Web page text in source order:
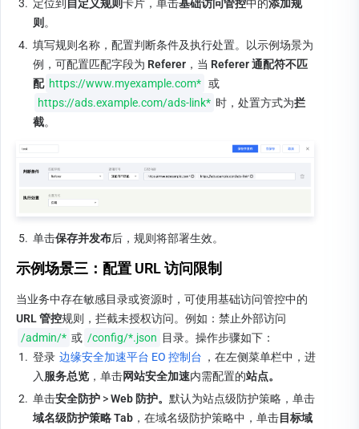
3. 定位到 自定义规则卡片，单击基础访问管控中的添加规
则 。
4. 填写规则名称，配置判断条件及执行处置。以示例场景为
例，可配置匹配字段为 Referer ，当 Referer 通配符不匹
配 https://www.myexample.com* 或
https://ads.example.com/ads-link* 时，处置方式为拦
截。
5. 单击保存并发布后，规则将部署生效。
示例场景三：配置 URL 访问限制
URL 管控规则，拦截未授权访问。例如：禁止外部访问
/admin/* 或 /config/*.json 目录。操作步骤如下：
1. 登录 边缘安全加速平台 EO 控制台 ，在左侧菜单栏中，进
入 服务总览 ，单击网站安全加速内需配置的站点。
2. 单击安全防护 > Web 防护。 默认为站点级防护策略，单击
域名级防护策略 Tab ，在域名级防护策略中，单击目标域